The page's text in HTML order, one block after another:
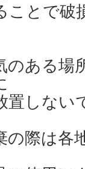
とで破
のある場
しない
の際は